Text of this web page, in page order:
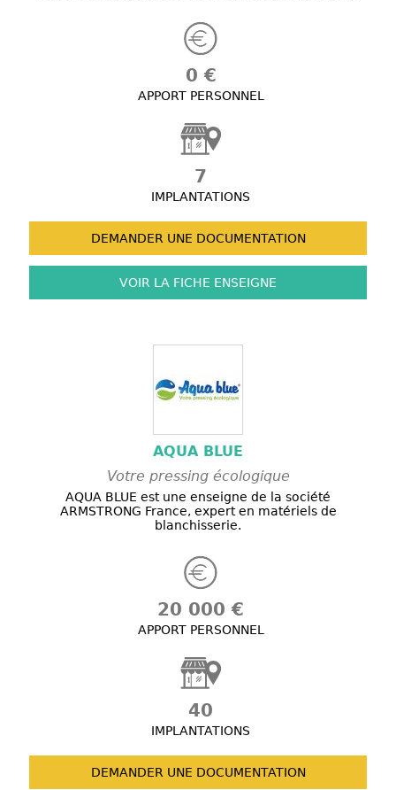
0 €
APPORT PERSONNEL
7
IMPLANTATIONS
DEMANDER UNE DOCUMENTATION
VOIR LA FICHE ENSEIGNE
AQUA BLUE
Votre pressing écologique
AQUA BLUE est une enseigne de la société
ARMSTRONG France, expert en matériels de
blanchisserie.
20 000 €
APPORT PERSONNEL
40
IMPLANTATIONS
DEMANDER UNE DOCUMENTATION